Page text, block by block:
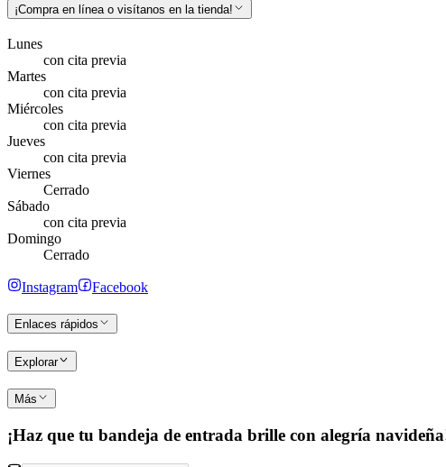
¡Compra en línea o visítanos en la tienda!
Lunes
con cita previa
Martes
con cita previa
Miércoles
con cita previa
Jueves
con cita previa
Viernes
Cerrado
Sábado
con cita previa
Domingo
Cerrado
Instagram Facebook
Enlaces rápidos
Explorar
Más
¡Haz que tu bandeja de entrada brille con alegría